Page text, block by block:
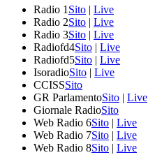
Radio 1 Sito | Live
Radio 2Sito | Live
Radio 3Sito | Live
Radiofd4Sito | Live
Radiofd5Sito | Live
IsoradioSito | Live
CCISSSito
GR ParlamentoSito | Live
Giornale RadioSito
Web Radio 6Sito | Live
Web Radio 7Sito | Live
Web Radio 8Sito | Live